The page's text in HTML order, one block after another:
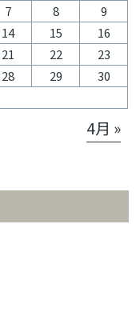
7 8
9
14 15
16
21 22
23
28 29
30
4月 »